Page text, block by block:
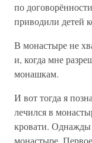
по
приводили детей
В монастыре не
и, когда мне
монашкам.
И вот тогда я
лечился в
кровати. Однажды
монастыре.